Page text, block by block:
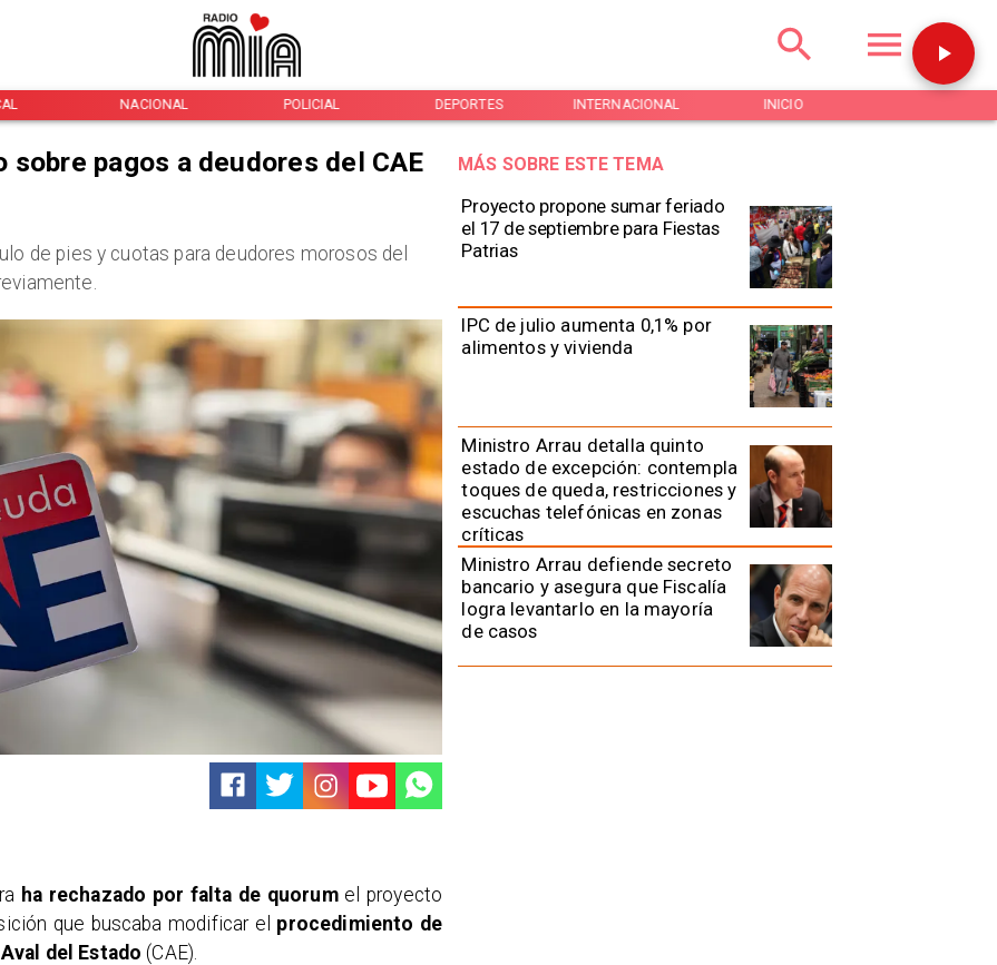
NACIONAL POLICIAL DEPORTES INTERNACIONAL INICIO
Proyecto propone sumar feriado
el 17 de septiembre para Fiestas
Patrias
IPC de julio aumenta 0,1% por
alimentos y vivienda
Ministro Arrau detalla quinto
estado de excepción: contempla
toques de queda, restricciones y
escuchas telefónicas en zonas
críticas
Ministro Arrau defiende secreto
bancario y asegura que Fiscalía
logra levantarlo en la mayoría
de casos
MÁS SOBRE ESTE TEMA
pagos a deudores del CAE
de pies y cuotas para deudores morosos del
ha rechazado por falta de quorumel proyecto
que buscaba modificar el procedimiento de
del Estado (CAE).